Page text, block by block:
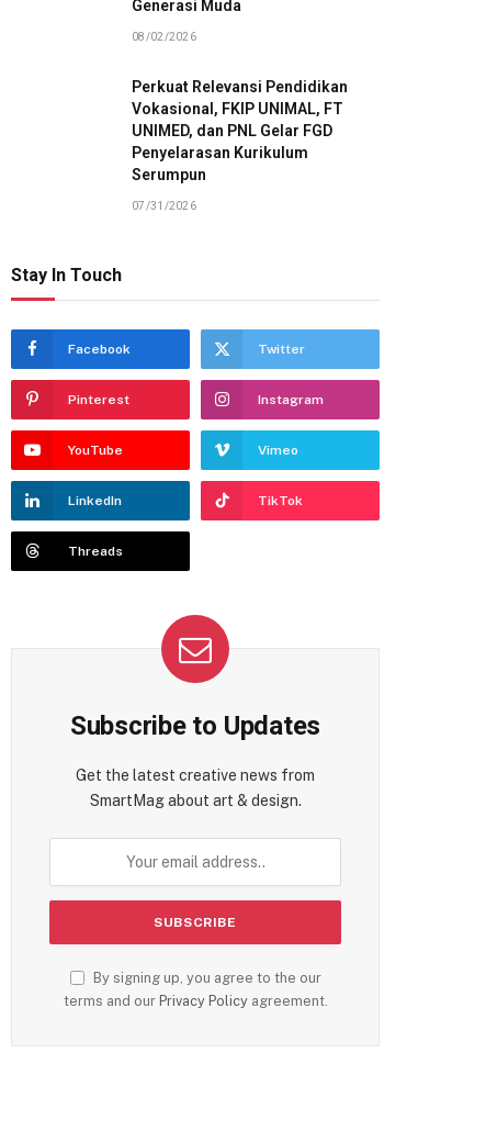
Generasi Muda
08/02/2026
Perkuat Relevansi Pendidikan
Vokasional, FKIP UNIMAL, FT
UNIMED, dan PNL Gelar FGD
Penyelarasan Kurikulum
Serumpun
07/31/2026
Stay In Touch
Facebook Twitter
Pinterest Instagram
YouTube Vimeo
LinkedIn TikTok
Threads
Subscribe to Updates
Get the latest creative news from
SmartMag about art & design.
By signing up, you agree to the our
terms and our Privacy Policyagreement.